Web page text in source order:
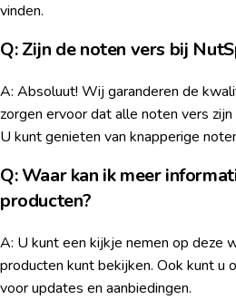
vinden.
Q: Zijn de noten vers bij
A: Absoluut! Wij garanderen de
zorgen ervoor dat alle noten vers
U kunt genieten van knapperige
Q: Waar kan ik meer
producten?
A: U kunt een kijkje nemen op deze
producten kunt bekijken. Ook kunt u
voor updates en aanbiedingen.